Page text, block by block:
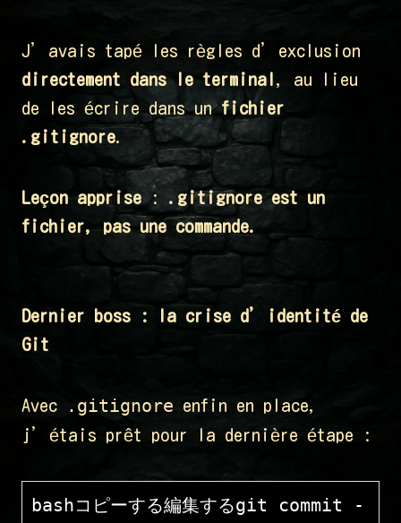
J’avais tapé les règles d’exclusion
directement dans le terminal , au lieu
de les écrire dans unfichier
.gitignore.
Leçon apprise : .gitignore est un
fichier, pas une commande.
Dernier boss : la crise d’identité de
Git
Avec .gitignore enfin en place,
j’étais prêt pour la dernière étape :
bashコピーする編集するgit commit -